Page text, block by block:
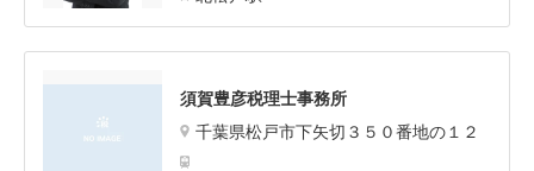
須賀豊彦税理士事務所
千葉県松戸市下矢切３５０番地の１２